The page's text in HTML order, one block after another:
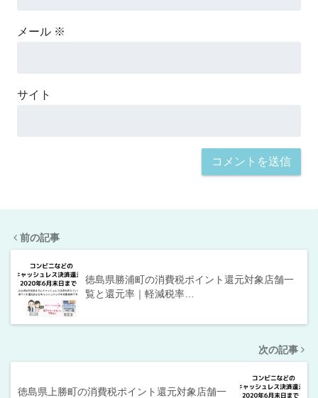
メール ※
サイト
前の記事
徳島県勝浦町の消費税ポイント還元対象店舗一
覧と還元率｜軽減税率…
次の記事
徳島県上勝町の消費税ポイント還元対象店舗一